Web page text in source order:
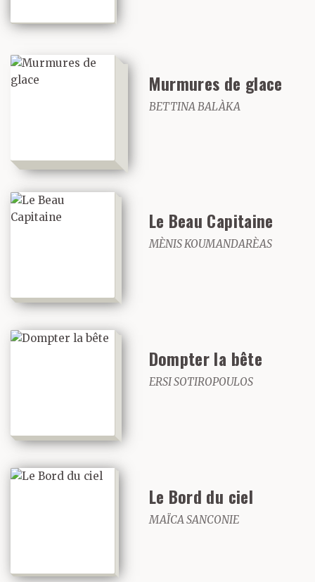
Murmures de glace
BETTINA BALÀKA
Le Beau Capitaine
MÈNIS KOUMANDARÈAS
Dompter la bête
ERSI SOTIROPOULOS
Le Bord du ciel
MAÏCA SANCONIE